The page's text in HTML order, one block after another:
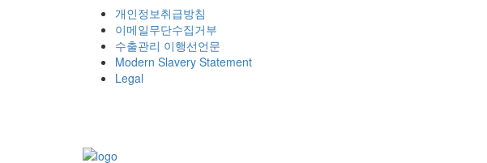
개인정보취급방침
이메일무단수집거부
수출관리 이행선언문
Modern Slavery Statement
Legal